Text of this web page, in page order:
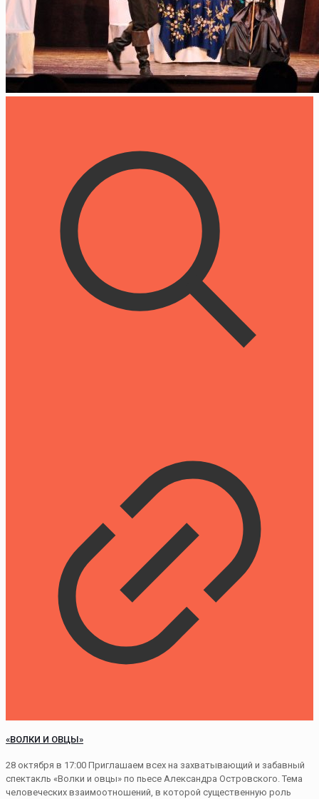
«ВОЛКИ И ОВЦЫ»
28 октября в 17:00 Приглашаем всех на захватывающий и забавный
спектакль «Волки и овцы» по пьесе Александра Островского. Тема
человеческих взаимоотношений, в которой существенную роль